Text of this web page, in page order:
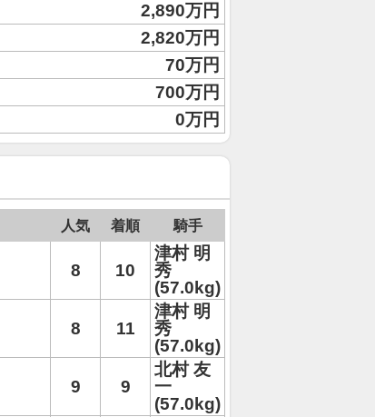
2,890万円
2,820万円
70万円
700万円
0万円
人気 着順 騎手
8 10
津村 明
秀
(57.0kg)
8 11
津村 明
秀
(57.0kg)
9 9
北村 友
一
(57.0kg)